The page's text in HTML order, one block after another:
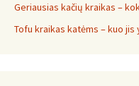
Geriausias kačių kraikas –
Tofu kraikas katėms – kuo jis